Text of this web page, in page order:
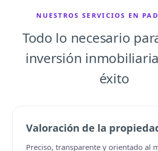
NUESTROS SERVICIOS EN
Todo lo necesario
inversión
éxito
Valoración de la
Preciso, transparente y orientado al